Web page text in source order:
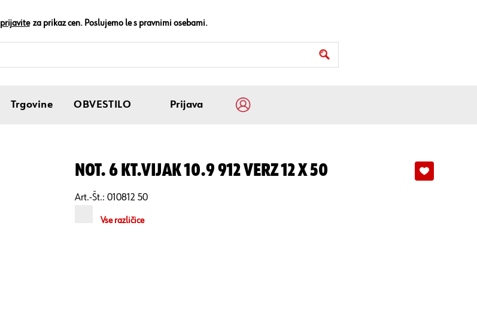
prijavite za prikaz cen. Poslujemo le s pravnimi osebami.
Trgovine OBVESTILO Prijava
NOT. 6 KT.VIJAK 10.9 912 VERZ 12 X 50
Art.-Št.: 010812 50
Vse različice